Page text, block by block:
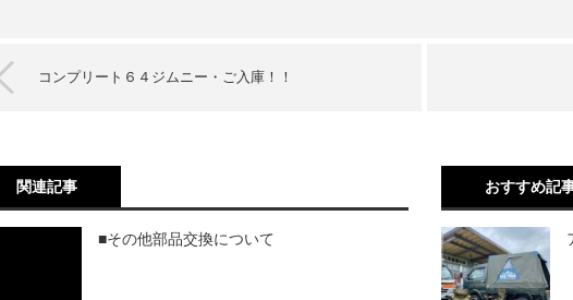
コンプリート６４ジムニー・ご入庫！！
関連記事
■その他部品交換について
おすすめ記